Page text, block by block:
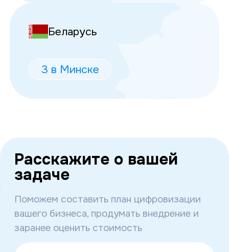
Беларусь
3 в Минске
Расскажите о вашей
задаче
Поможем составить план цифровизации
вашего бизнеса, продумать внедрение и
заранее оценить стоимость